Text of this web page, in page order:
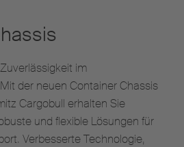
im
der neuen Container Chassis
Cargobull erhalten Sie
und flexible Lösungen für
Verbesserte Technologie,